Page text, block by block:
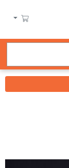
سبد خرید